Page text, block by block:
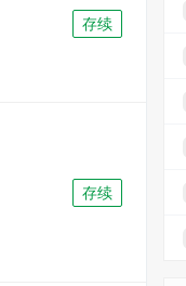
存续
存续